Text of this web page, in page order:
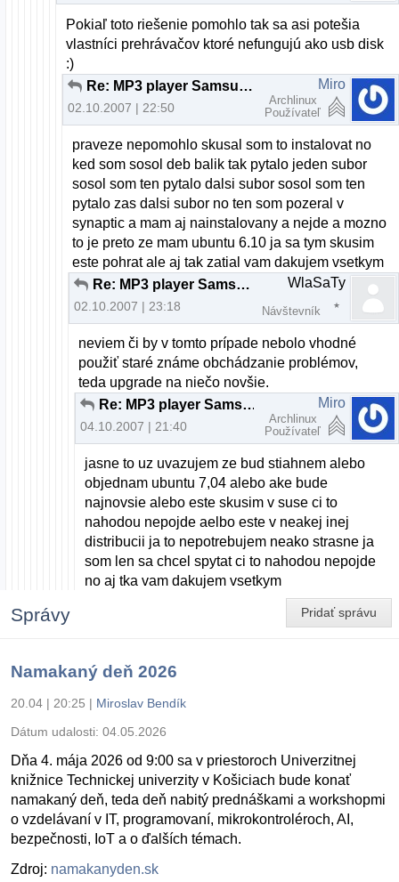
Pokiaľ toto riešenie pomohlo tak sa asi potešia
vlastníci prehrávačov ktoré nefungujú ako usb disk
:)
Re: MP3 player Samsung v linuxe
02.10.2007 | 22:50
Miro
Archlinux
Používateľ
praveze nepomohlo skusal som to instalovat no
ked som sosol deb balik tak pytalo jeden subor
sosol som ten pytalo dalsi subor sosol som ten
pytalo zas dalsi subor no ten som pozeral v
synaptic a mam aj nainstalovany a nejde a mozno
to je preto ze mam ubuntu 6.10 ja sa tym skusim
este pohrat ale aj tak zatial vam dakujem vsetkym
Re: MP3 player Samsung v linuxe
02.10.2007 | 23:18
WlaSaTy
Návštevník
neviem či by v tomto prípade nebolo vhodné
použiť staré známe obchádzanie problémov,
teda upgrade na niečo novšie.
Re: MP3 player Samsung v linuxe
04.10.2007 | 21:40
Miro
Archlinux
Používateľ
jasne to uz uvazujem ze bud stiahnem alebo
objednam ubuntu 7,04 alebo ake bude
najnovsie alebo este skusim v suse ci to
nahodou nepojde aelbo este v neakej inej
distribucii ja to nepotrebujem neako strasne ja
som len sa chcel spytat ci to nahodou nepojde
no aj tka vam dakujem vsetkym
Pridať správu
Správy
Namakaný deň 2026
20.04 | 20:25 | Miroslav Bendík
Dátum udalosti: 04.05.2026
Dňa 4. mája 2026 od 9:00 sa v priestoroch Univerzitnej
knižnice Technickej univerzity v Košiciach bude konať
namakaný deň, teda deň nabitý prednáškami a workshopmi
o vzdelávaní v IT, programovaní, mikrokontroléroch, AI,
bezpečnosti, IoT a o ďalších témach.
Zdroj: namakanyden.sk